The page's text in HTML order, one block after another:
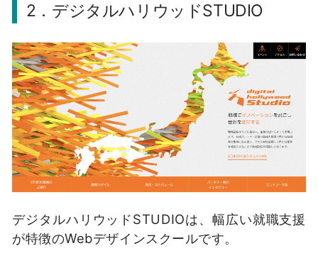
2．デジタルハリウッドSTUDIO
デジタルハリウッドSTUDIOは、幅広い就職支援
が特徴のWebデザインスクールです。